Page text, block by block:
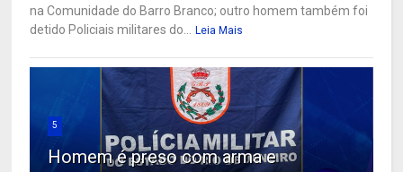
na Comunidade do Barro Branco; outro homem também foi
detido Policiais militares do...
Leia Mais
5
Homem é preso com arma e